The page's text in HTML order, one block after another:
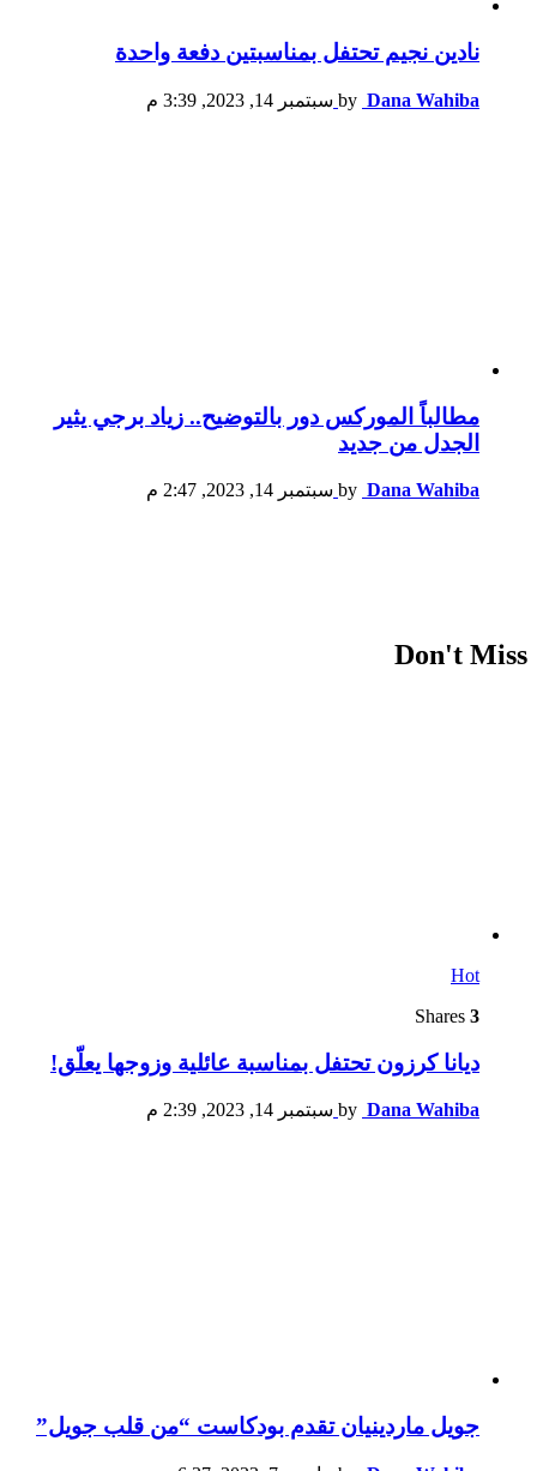
نادين نجيم تحتفل بمناسبتين دفعة واحدة
by Dana Wahiba سبتمبر 14, 2023, 3:39 م
مطالباً الموركس دور بالتوضيح.. زياد برجي يثير
الجدل من جديد
by Dana Wahiba سبتمبر 14, 2023, 2:47 م
Don't Miss
Hot
3
ديانا كرزون تحتفل بمناسبة عائلية وزوجها يعلّق!
by Dana Wahiba سبتمبر 14, 2023, 2:39 م
جويل ماردينيان تقدم بودكاست “من قلب جويل”